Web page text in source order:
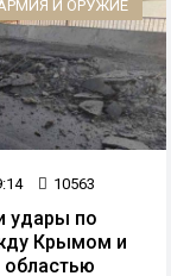
И ОРУЖИЕ
10563
удары по
Крымом и